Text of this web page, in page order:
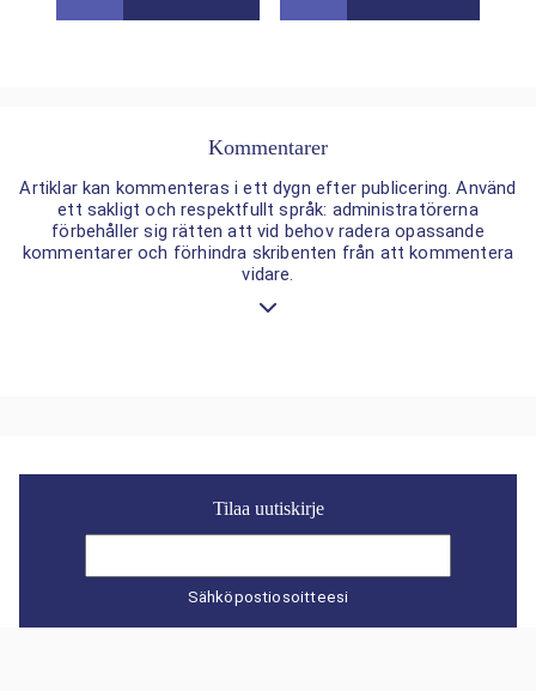
Kommentarer
Artiklar kan kommenteras i ett dygn efter publicering. Använd
ett sakligt och respektfullt språk: administratörerna
förbehåller sig rätten att vid behov radera opassande
kommentarer och förhindra skribenten från att kommentera
vidare.
Tilaa uutiskirje
Sähköpostiosoitteesi